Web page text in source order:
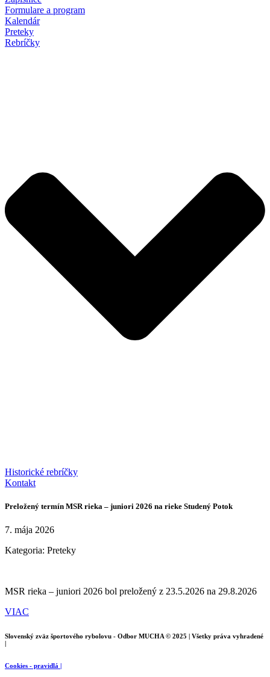
Formulare a program
Kalendár
Preteky
Rebríčky
Historické rebríčky
Kontakt
Preložený termín MSR rieka – juniori 2026 na rieke Studený Potok
7. mája 2026
Kategoria: Preteky
MSR rieka – juniori 2026 bol preložený z 23.5.2026 na 29.8.2026
VIAC
Slovenský zväz športového rybolovu - Odbor MUCHA © 2025 | Všetky práva vyhradené
Cookies - pravidlá |